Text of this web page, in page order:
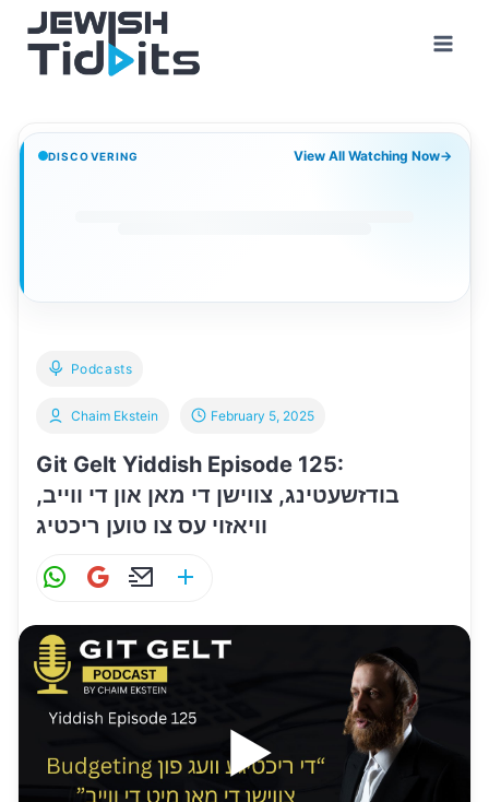
content
DISCOVERING View All Watching Now→
Podcasts
Git Gelt Yiddish Episode 125:
בודזשעטינג, צווישן די מאן און די ווייב,
וויאזוי עס צו טוען ריכטיג
Chaim Ekstein February 5, 2025
W
at
s
A
p
p
G
ai
l
E
ai
l
ar